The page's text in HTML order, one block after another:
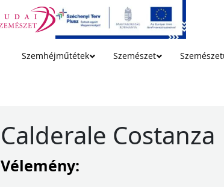
Szemhéjműtétek Szemészet
Calderale Costanza
Vélemény: